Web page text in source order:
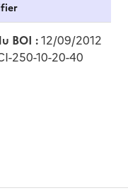
BOI :12/09/2012
250-10-20-40
pdf